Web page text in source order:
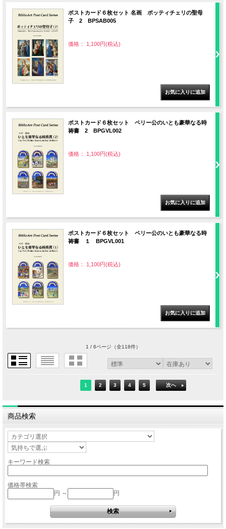
ポストカード６枚セット 名画 ポッティチェリの聖母
子 2 BPSAB005
価格： 1,100円(税込)
ポストカード６枚セット ペリー公のいとも豪華なる時
祷書 2 BPGVL002
価格： 1,100円(税込)
ポストカード６枚セット ペリー公のいとも豪華なる時
祷書 １ BPGVL001
価格： 1,100円(税込)
1 / 6ページ（全118件）
1 2 3 4 5 次へ
商品検索
キーワード検索
価格帯検索
円 ～
円